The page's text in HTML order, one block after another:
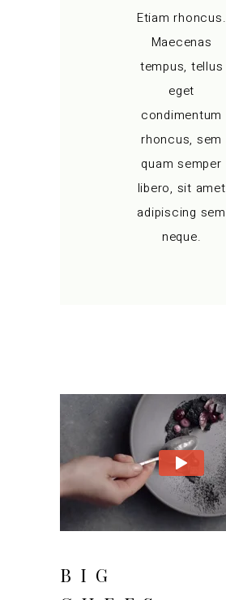
Etiam rhoncus.
Maecenas
tempus, tellus
eget
condimentum
rhoncus, sem
quam semper
libero, sit amet
adipiscing sem
neque.
BIG